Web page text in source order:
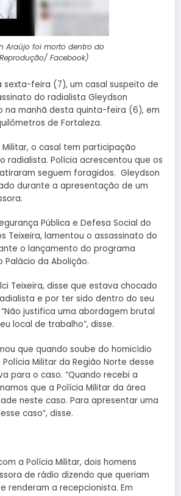
Araújo foi morto dentro do
Facebook)
feira (7), um casal suspeito de
do radialista Gleydson
na manhã desta quinta-feira (6), em
de Fortaleza.
Militar, o casal tem participação
radialista. Polícia acrescentou que os
seguem foragidos. Gleydson
durante a apresentação de um
Pública e Defesa Social do
Teixeira, lamentou o assassinato do
o lançamento do programa
Palácio da Abolição.
Teixeira, disse que estava chocado
e por ter sido dentro do seu
justifica uma abordagem brutal
local de trabalho”, disse.
que quando soube do homicídio
Militar da Região Norte desse
para o caso. “Quando recebi a
que a Polícia Militar da área
neste caso. Para apresentar uma
caso”, disse.
a Polícia Militar, dois homens
de rádio dizendo que queriam
renderam a recepcionista. Em